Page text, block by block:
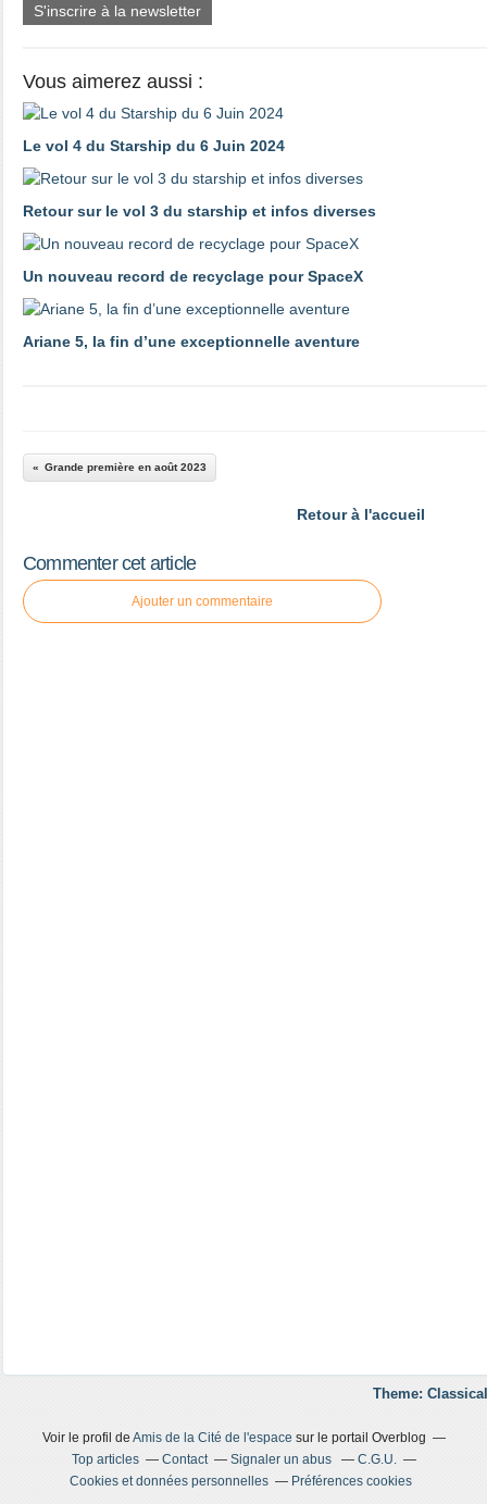
S'inscrire à la newsletter
Vous aimerez aussi :
Le vol 4 du Starship du 6 Juin 2024
Retour sur le vol 3 du starship et infos diverses
Un nouveau record de recyclage pour SpaceX
Ariane 5, la fin d’une exceptionnelle aventure
Grande première en août 2023
Retour à l'accueil
Commenter cet article
Ajouter un commentaire
Theme:
Voir le profil de Amis de la Cité de l'espace sur le portail Overblog
Top articles
Contact Signaler un abus
C.G.U.
Cookies et données personnelles
Préférences cookies